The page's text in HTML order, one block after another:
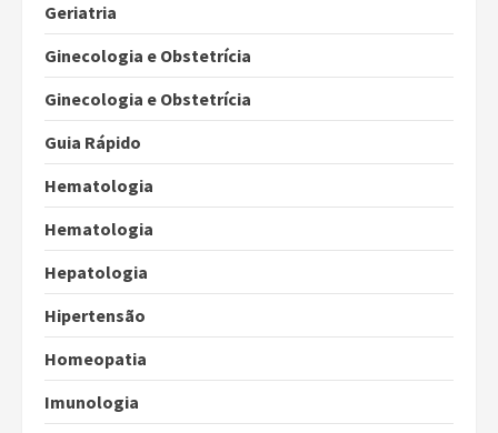
Geriatria
Ginecologia e Obstetrícia
Ginecologia e Obstetrícia
Guia Rápido
Hematologia
Hematologia
Hepatologia
Hipertensão
Homeopatia
Imunologia